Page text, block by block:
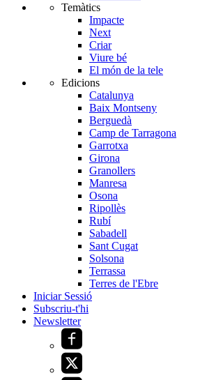
Temàtics
Impacte
Next
Criar
Viure bé
El món de la tele
Edicions
Catalunya
Baix Montseny
Berguedà
Camp de Tarragona
Garrotxa
Girona
Granollers
Manresa
Osona
Ripollès
Rubí
Sabadell
Sant Cugat
Solsona
Terrassa
Terres de l'Ebre
Iniciar Sessió
Subscriu-t'hi
Newsletter